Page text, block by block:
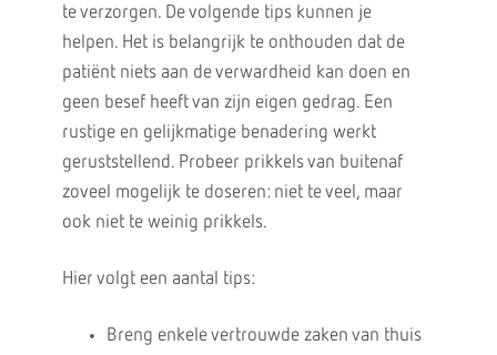
te verzorgen. De volgende tips kunnen je
helpen. Het is belangrijk te onthouden dat de
patiënt niets aan de verwardheid kan doen en
geen besef heeft van zijn eigen gedrag. Een
rustige en gelijkmatige benadering werkt
geruststellend. Probeer prikkels van buitenaf
zoveel mogelijk te doseren: niet te veel, maar
ook niet te weinig prikkels.
Hier volgt een aantal tips:
Breng enkele vertrouwde zaken van thuis